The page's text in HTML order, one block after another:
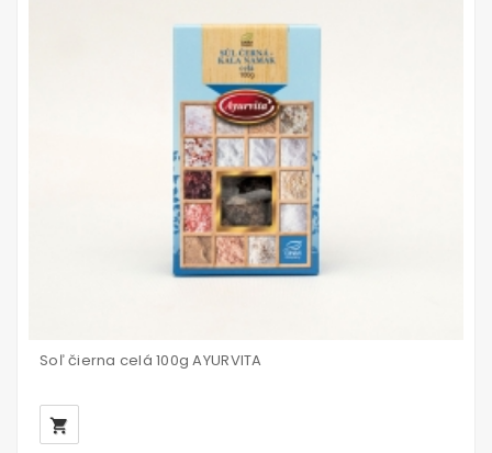
Soľ čierna celá 100g AYURVITA
local_grocery_store